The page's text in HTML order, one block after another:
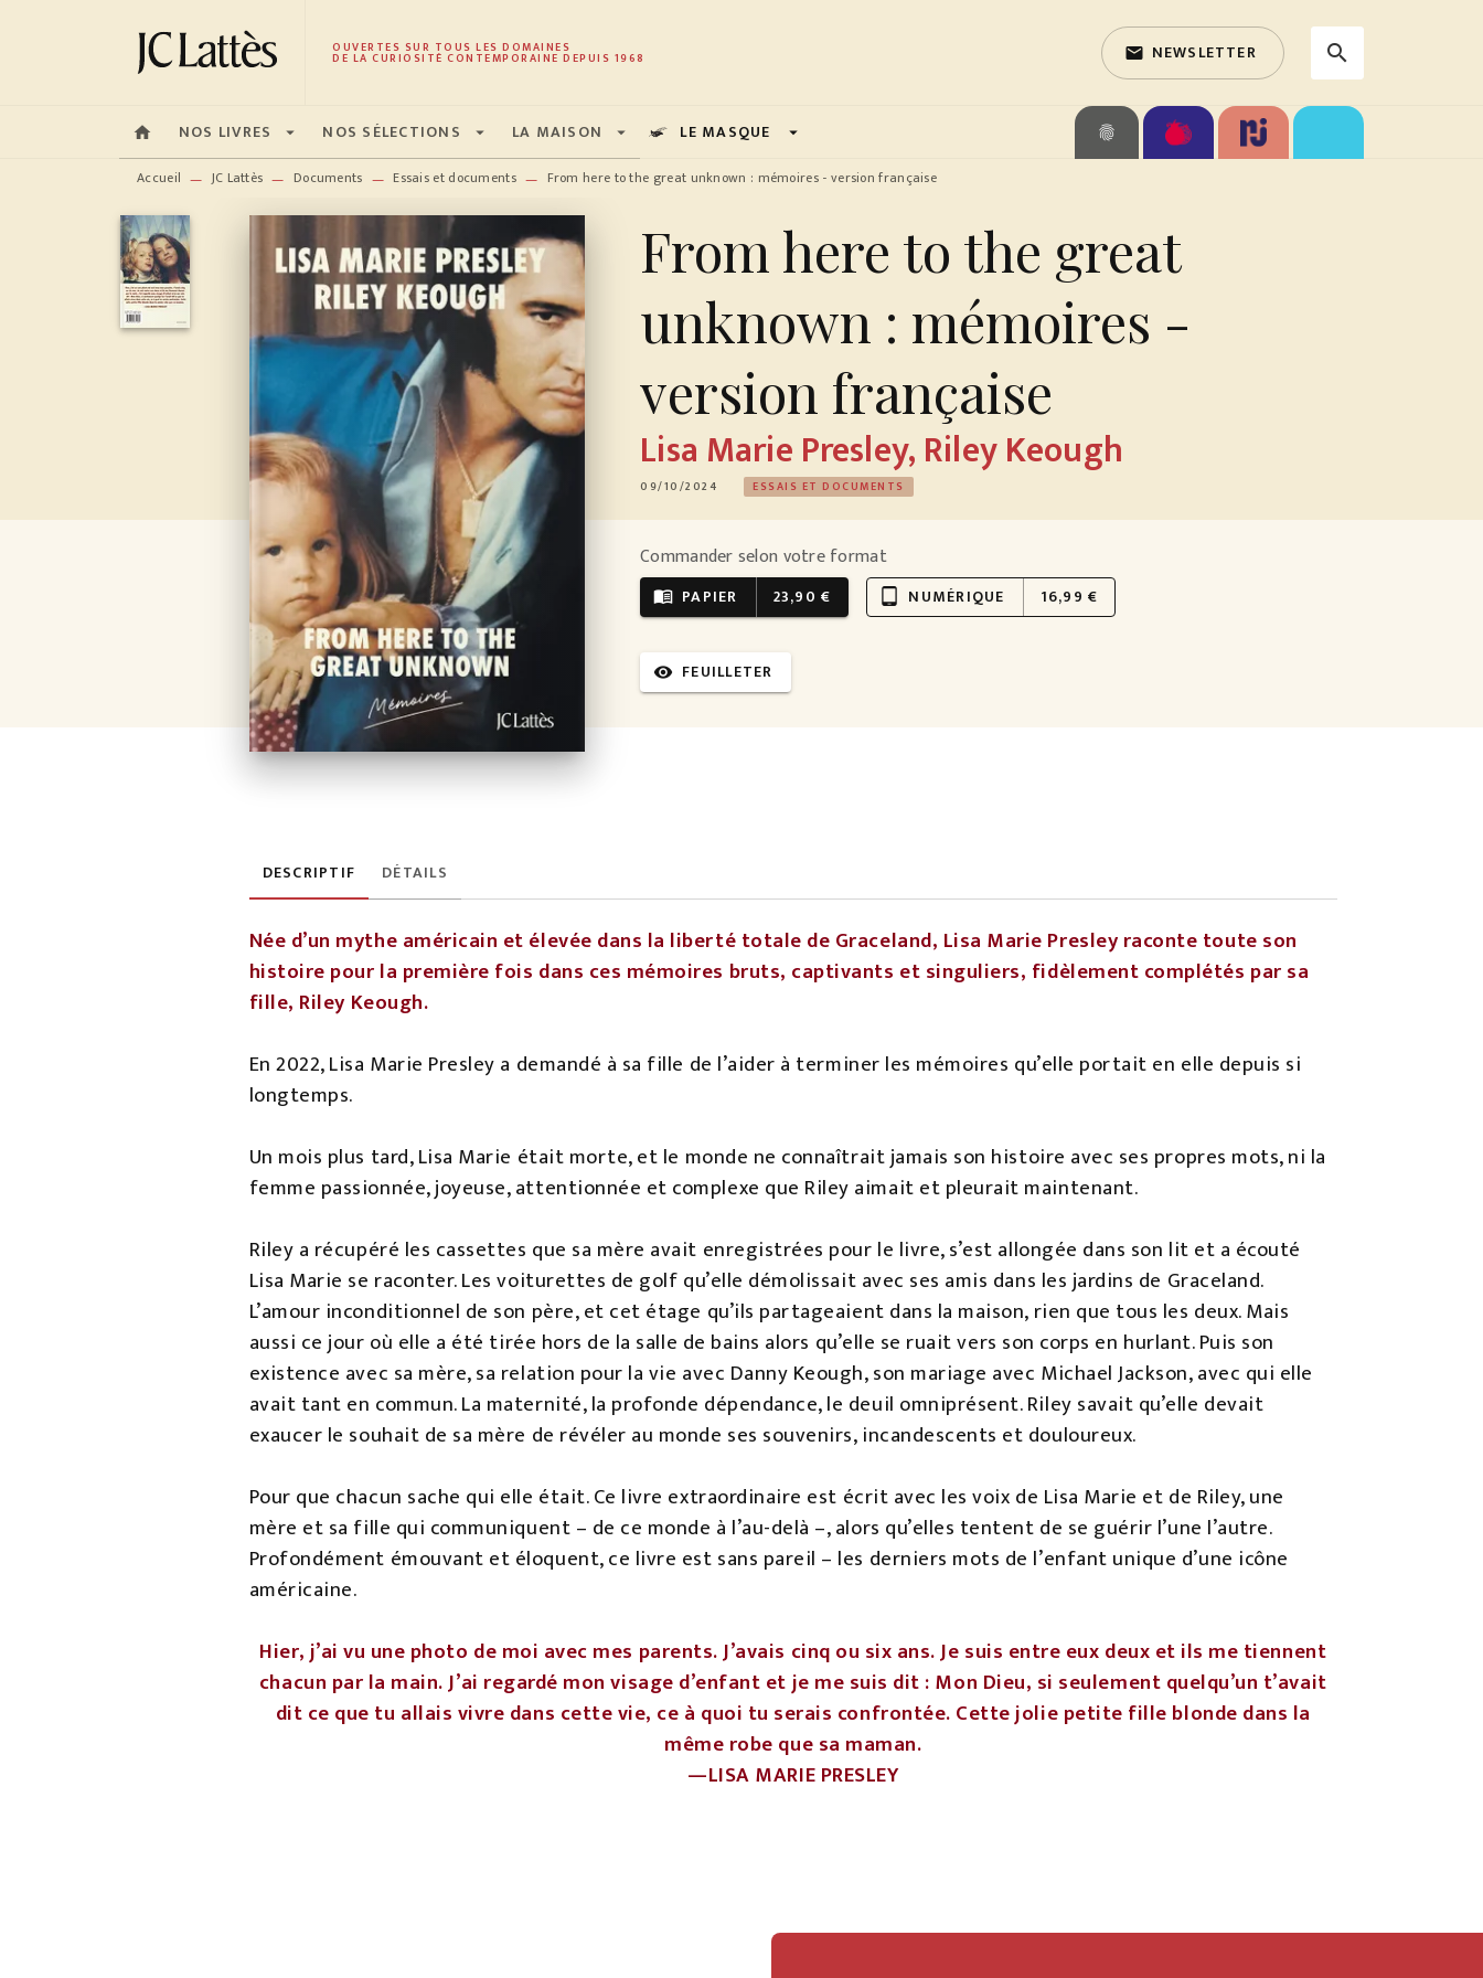
MENU RECHERCHE CONTENU PIED DE PAGE
OUVERTES SUR TOUS LES DOMAINES
DE LA CURIOSITÉ CONTEMPORAINE DEPUIS 1968 email NEWSLETTER search
home NOS LIVRES arrow_drop_down NOS SÉLECTIONS arrow_drop_down LA MAISON arrow_drop_down LE MASQUE arrow_drop_down fingerprint
search
Accueil — JC Lattès — Documents — Essais et documents — From here to the great unknown : mémoires - version française
From here to the great
unknown : mémoires -
version française
Lisa Marie Presley,Riley Keough
09/10/2024 ESSAIS ET DOCUMENTS
Commander selon votre format
menu_book PAPIER 23,90 € tablet_android NUMÉRIQUE 16,99 €
visibility FEUILLETER
DESCRIPTIF DÉTAILS
Née d’un mythe américain et élevée dans la liberté totale de Graceland, Lisa Marie Presley raconte toute son
histoire pour la première fois dans ces mémoires bruts, captivants et singuliers, fidèlement complétés par sa
fille, Riley Keough.
En 2022, Lisa Marie Presley a demandé à sa fille de l’aider à terminer les mémoires qu’elle portait en elle depuis si
longtemps.
Un mois plus tard, Lisa Marie était morte, et le monde ne connaîtrait jamais son histoire avec ses propres mots, ni la
femme passionnée, joyeuse, attentionnée et complexe que Riley aimait et pleurait maintenant.
Riley a récupéré les cassettes que sa mère avait enregistrées pour le livre, s’est allongée dans son lit et a écouté
Lisa Marie se raconter. Les voiturettes de golf qu’elle démolissait avec ses amis dans les jardins de Graceland.
L’amour inconditionnel de son père, et cet étage qu’ils partageaient dans la maison, rien que tous les deux. Mais
aussi ce jour où elle a été tirée hors de la salle de bains alors qu’elle se ruait vers son corps en hurlant. Puis son
existence avec sa mère, sa relation pour la vie avec Danny Keough, son mariage avec Michael Jackson, avec qui elle
avait tant en commun. La maternité, la profonde dépendance, le deuil omniprésent. Riley savait qu’elle devait
exaucer le souhait de sa mère de révéler au monde ses souvenirs, incandescents et douloureux.
Pour que chacun sache qui elle était. Ce livre extraordinaire est écrit avec les voix de Lisa Marie et de Riley, une
mère et sa fille qui communiquent – de ce monde à l’au-delà –, alors qu’elles tentent de se guérir l’une l’autre.
Profondément émouvant et éloquent, ce livre est sans pareil – les derniers mots de l’enfant unique d’une icône
américaine.
Hier, j’ai vu une photo de moi avec mes parents. J’avais cinq ou six ans. Je suis entre eux deux et ils me tiennent
chacun par la main. J’ai regardé mon visage d’enfant et je me suis dit : Mon Dieu, si seulement quelqu’un t’avait
dit ce que tu allais vivre dans cette vie, ce à quoi tu serais confrontée. Cette jolie petite fille blonde dans la
même robe que sa maman.
—LISA MARIE PRESLEY